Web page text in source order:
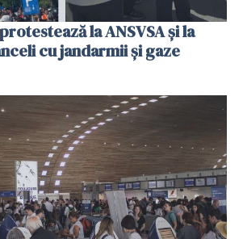
la ANSVSA și la
cu jandarmii și gaze